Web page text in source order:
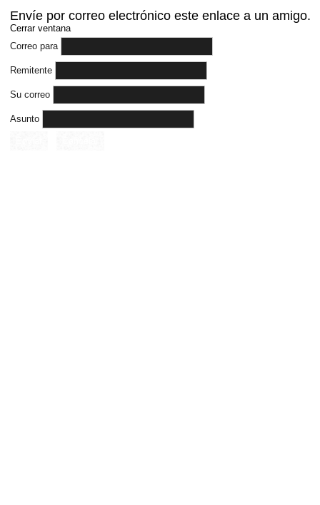
Envíe por correo electrónico este enlace a un amigo.
Cerrar ventana
Correo para
Remitente
Su correo
Asunto